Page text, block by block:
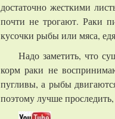
достаточно жесткими
почти не трогают. Раки
кусочки рыбы или мяса,
Надо заметить, что
корм раки не
пугливы, а рыбы
поэтому лучше